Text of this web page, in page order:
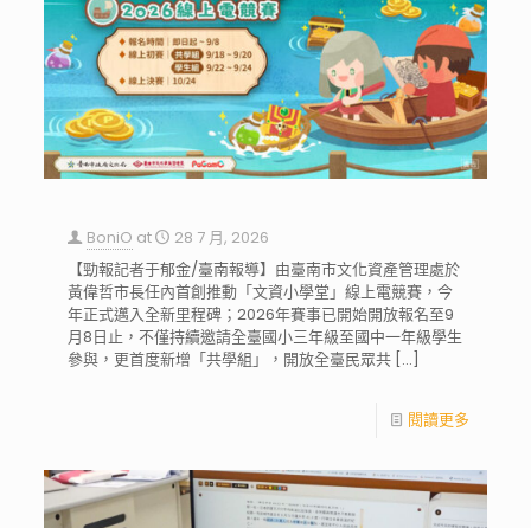
BoniO at
28 7 月, 2026
【勁報記者于郁金/臺南報導】由臺南市文化資產管理處於
黃偉哲市長任內首創推動「文資小學堂」線上電競賽，今
年正式邁入全新里程碑；2026年賽事已開始開放報名至9
月8日止，不僅持續邀請全臺國小三年級至國中一年級學生
參與，更首度新增「共學組」，開放全臺民眾共[…]
閱讀更多